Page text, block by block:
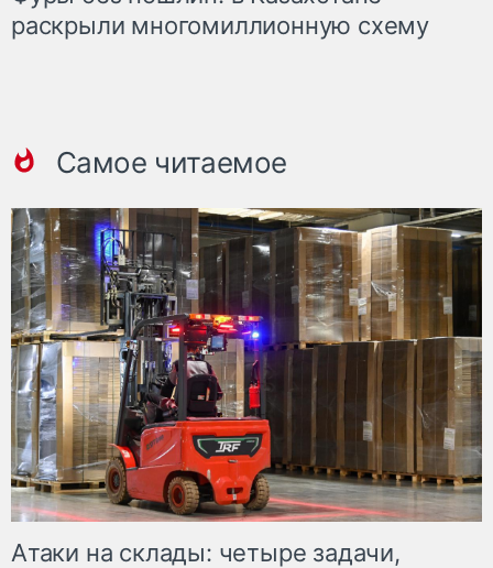
раскрыли многомиллионную схему
Самое читаемое
Атаки на склады: четыре задачи,